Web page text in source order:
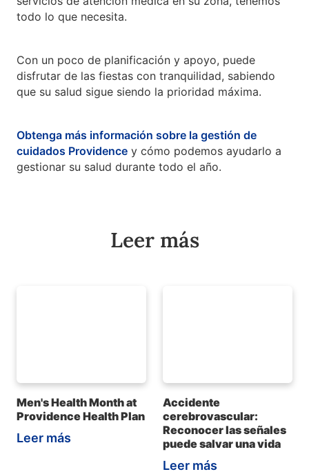
todo lo que necesita.
Con un poco de planificación y apoyo, puede
disfrutar de las fiestas con tranquilidad, sabiendo
que su salud sigue siendo la prioridad máxima.
Obtenga más información sobre la gestión de
cuidados Providence y cómo podemos ayudarlo a
gestionar su salud durante todo el año.
Leer más
Men's Health Month at
Providence Health Plan
Leer más
Accidente
cerebrovascular:
Reconocer las señales
puede salvar una vida
Leer más